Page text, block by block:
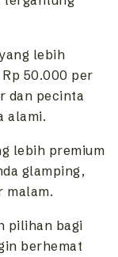
lebih
50.000 per
dan pecinta
alami.
lebih premium
glamping,
malam.
pilihan bagi
berhemat